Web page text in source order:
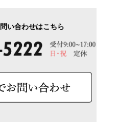
い合わせはこちら